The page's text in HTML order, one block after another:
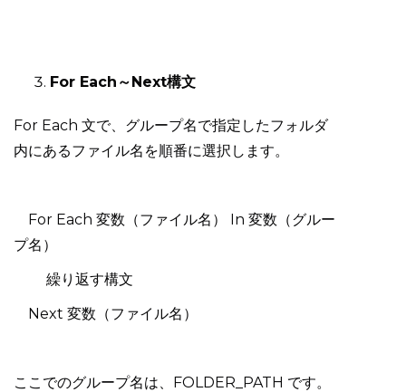
For Each～Next構文
For Each 文で、グループ名で指定したフォルダ
内にあるファイル名を順番に選択します。
For Each 変数（ファイル名） In 変数（グルー
プ名）
繰り返す構文
Next 変数（ファイル名）
ここでのグループ名は、FOLDER_PATH です。